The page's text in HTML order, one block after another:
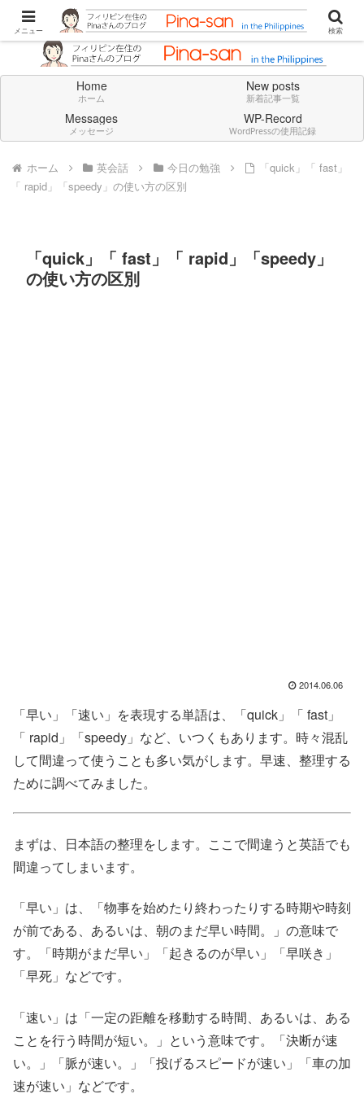
Don't think deeply. Feel always in English.
Home
ホーム
New posts
新着記事一覧
Messages
メッセージ
WP-Record
WordPressの使用記録
ホーム 英会話 今日の勉強
「quick」「 fast」
「 rapid」「speedy」の使い方の区別
「quick」「 fast」「 rapid」「speedy」
の使い方の区別
2014.06.06
「早い」「速い」を表現する単語は、「quick」「 fast」
「 rapid」「speedy」など、いつくもあります。時々混乱
して間違って使うことも多い気がします。早速、整理する
ために調べてみました。
まずは、日本語の整理をします。ここで間違うと英語でも
間違ってしまいます。
「早い」は、「物事を始めたり終わったりする時期や時刻
が前である、あるいは、朝のまだ早い時間。」の意味で
す。「時期がまだ早い」「起きるのが早い」「早咲き」
「早死」などです。
「速い」は「一定の距離を移動する時間、あるいは、ある
ことを行う時間が短い。」という意味です。「決断が速
い。」「脈が速い。」「投げるスピードが速い」「車の加
速が速い」などです。
メニュー 検索